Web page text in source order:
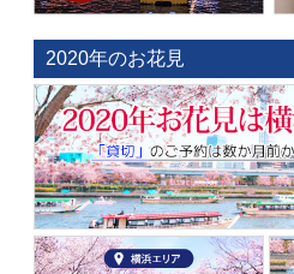
2020年のお花見